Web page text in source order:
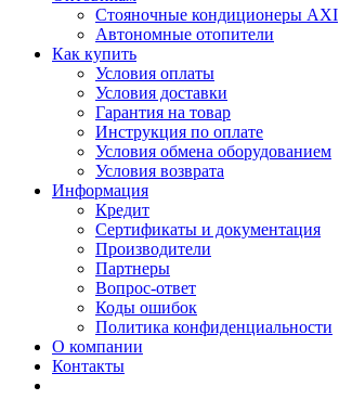
Стояночные кондиционеры AXI
Автономные отопители
Как купить
Условия оплаты
Условия доставки
Гарантия на товар
Инструкция по оплате
Условия обмена оборудованием
Условия возврата
Информация
Кредит
Сертификаты и документация
Производители
Партнеры
Вопрос-ответ
Коды ошибок
Политика конфиденциальности
О компании
Контакты